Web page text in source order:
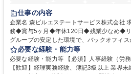
経験者歓迎
完全週休2日制
交通費支給 長期歓迎
仕事の内容
企業名 森ビルエステートサービス株式会社 求人名 【森ビルG】人事・総
務◆賞与5ヶ月◆年休120日◆残業少なめ◆リモート可 仕事
グループの安定した環境で、バックオフィ
をお任せします。 労務と総務の業務をバラ
度改定などのコア業務にも挑戦できる、やりがい
理、給与計算、社会保険手続き、年末調整
必要な経験・能力等
必要な経験・能力等 【必須】人事経験（労
【歓迎】経理実務経験、簿記3級以上 業界